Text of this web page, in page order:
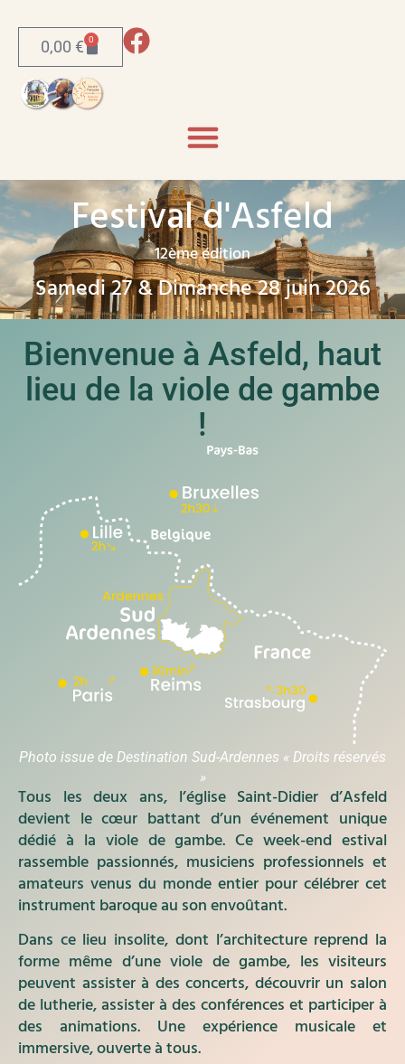
0,00 € 0
Festival d'Asfeld
12èmeédition
Samedi 27 & Dimanche 28 juin 2026
Bienvenue à Asfeld, haut
lieu de la viole de gambe
!
Photo issue de Destination Sud-Ardennes « Droits réservés
»
Tous les deux ans, l’église Saint-Didier d’Asfeld
devient le cœur battant d’un événement unique
dédié à la viole de gambe. Ce week-end estival
rassemble passionnés, musiciens professionnels et
amateurs venus du monde entier pour célébrer cet
instrument baroque au son envoûtant.
Dans ce lieu insolite, dont l’architecture reprend la
forme même d’une viole de gambe, les visiteurs
peuvent assister à des concerts, découvrir un salon
de lutherie, assister à des conférences et participer à
des animations. Une expérience musicale et
immersive, ouverte à tous.